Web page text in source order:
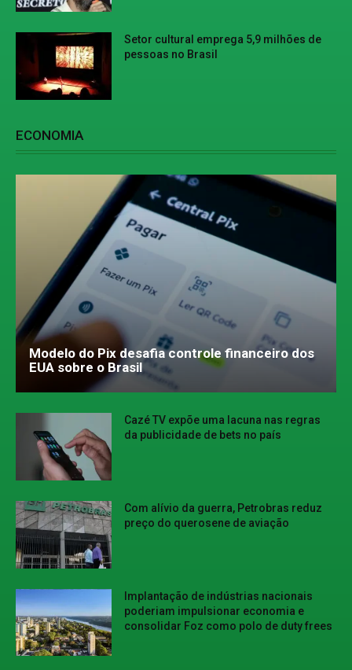
Setor cultural emprega 5,9 milhões de
pessoas no Brasil
ECONOMIA
Modelo do Pix desafia controle financeiro dos
EUA sobre o Brasil
Cazé TV expõe uma lacuna nas regras
da publicidade de bets no país
Com alívio da guerra, Petrobras reduz
preço do querosene de aviação
Implantação de indústrias nacionais
poderiam impulsionar economia e
consolidar Foz como polo de duty frees